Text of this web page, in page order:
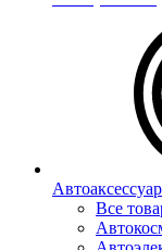
Все